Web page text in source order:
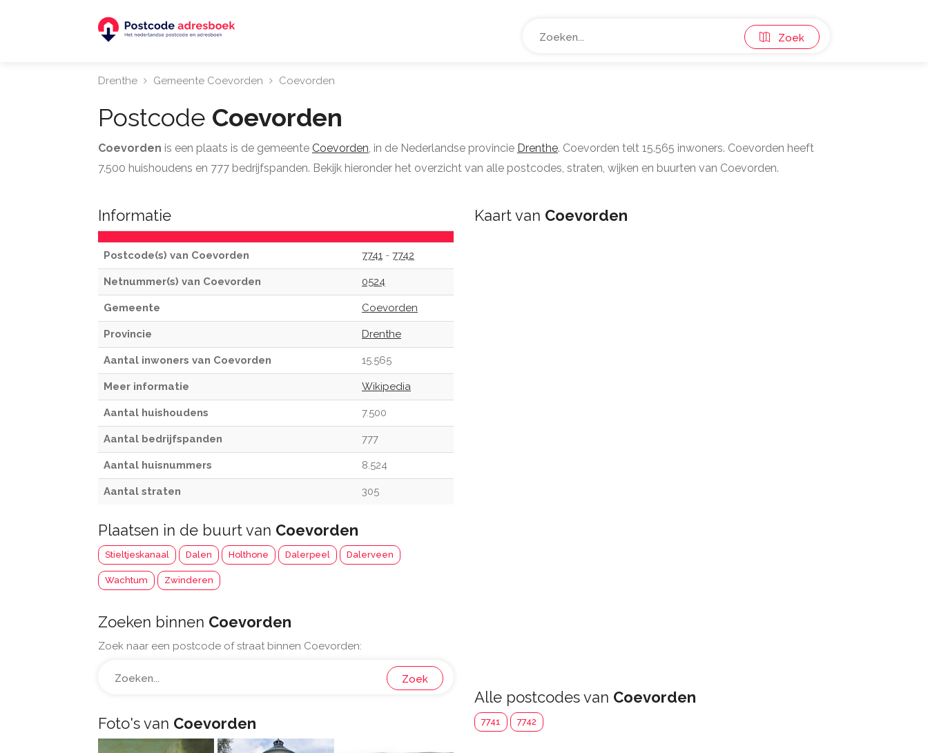
Zoek
Drenthe Gemeente Coevorden Coevorden
Postcode Coevorden
Coevorden is een plaats is de gemeente Coevorden, in de Nederlandse provincie Drenthe. Coevorden telt 15.565 inwoners. Coevorden heeft
7.500 huishoudens en 777 bedrijfspanden. Bekijk hieronder het overzicht van alle postcodes, straten, wijken en buurten van Coevorden.
Informatie
Postcode(s) van Coevorden 7741 - 7742
Netnummer(s) van Coevorden 0524
Gemeente Coevorden
Provincie Drenthe
Aantal inwoners van Coevorden 15.565
Meer informatie Wikipedia
Aantal huishoudens 7.500
Aantal bedrijfspanden 777
Aantal huisnummers 8.524
Aantal straten 305
Plaatsen in de buurt van Coevorden
Stieltjeskanaal Dalen Holthone Dalerpeel Dalerveen
Wachtum Zwinderen
Zoeken binnen Coevorden
Zoek naar een postcode of straat binnen Coevorden:
Zoek
Foto's van Coevorden
Kaart van Coevorden
Alle postcodes van Coevorden
7741 7742